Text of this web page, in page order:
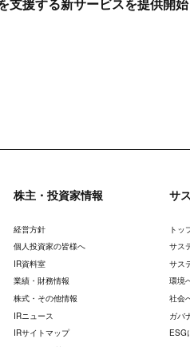
株主・投資家情報
経営方針
個人投資家の皆様へ
IR資料室
業績・財務情報
株式・その他情報
IRニュース
IRサイトマップ
サ
トッ
サス
サス
環境
社会
ガバ
ESG